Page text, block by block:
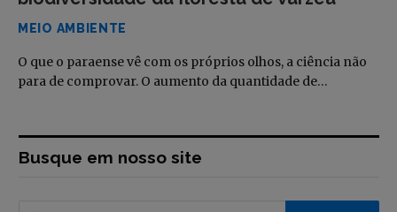
MEIO AMBIENTE
O que o paraense vê com os próprios olhos, a ciência não
para de comprovar. O aumento da quantidade de…
Busque em nosso site